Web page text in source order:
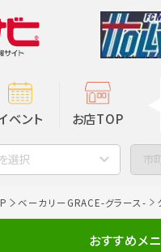
ベント お店TOP
選択 市
ベーカリーGRACE-グラース-
おすすめメ